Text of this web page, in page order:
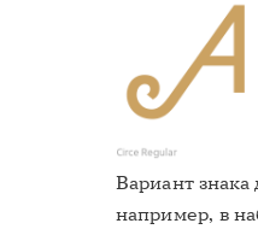
Вариант
например, в